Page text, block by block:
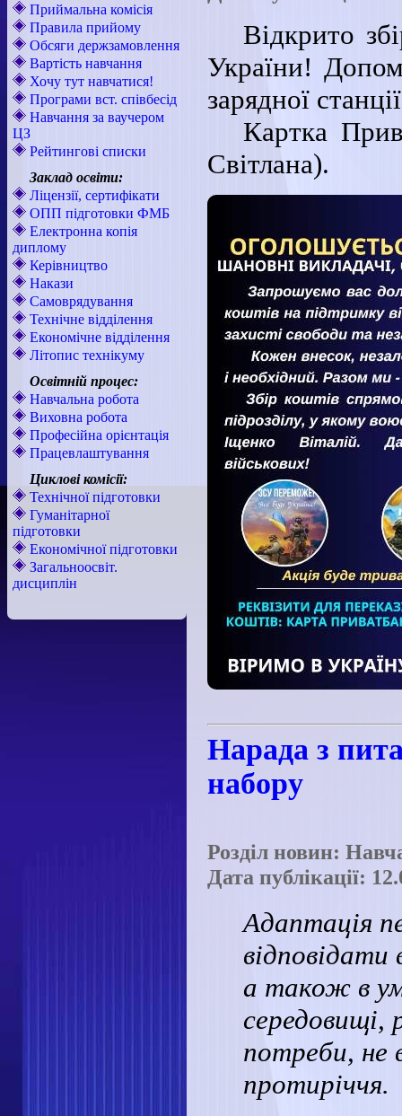
Приймальна комісія
Правила прийому
Обсяги держзамовлення
Вартість навчання
Хочу тут навчатися!
Програми вст. співбесід
Навчання за ваучером
ЦЗ
Рейтингові списки
Заклад освіти:
Ліцензії, сертифікати
ОПП підготовки ФМБ
Електронна копія
диплому
Керівництво
Накази
Самоврядування
Технічне відділення
Економічне відділення
Літопис технікуму
Освітній процес:
Навчальна робота
Виховна робота
Професійна орієнтація
Працевлаштування
Циклові комісії:
Технічної підготовки
Гуманітарної
підготовки
Економічної підготовки
Загальноосвіт.
дисциплін
Відкрито
України!
зарядної
Картка
Світлана).
Нарада з
набору
Розділ новин:
Дата публікації:
Адаптація
а також в
середовищі,
потреби, не
протиріччя.